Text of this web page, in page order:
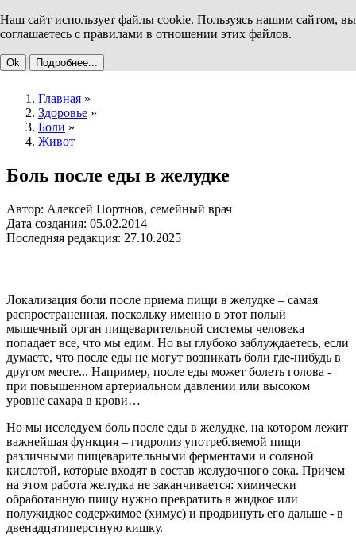
Наш сайт использует файлы cookie. Пользуясь нашим сайтом, вы
соглашаетесь с правилами в отношении этих файлов.
Ok Подробнее...
Главная »
Здоровье »
Боли »
Живот
Боль после еды в желудке
Автор: Алексей Портнов, семейный врач
Дата создания: 05.02.2014
Последняя редакция: 27.10.2025
Локализация боли после приема пищи в желудке – самая
распространенная, поскольку именно в этот полый
мышечный орган пищеварительной системы человека
попадает все, что мы едим. Но вы глубоко заблуждаетесь, если
думаете, что после еды не могут возникать боли где-нибудь в
другом месте... Например, после еды может болеть голова -
при повышенном артериальном давлении или высоком
уровне сахара в крови…
Но мы исследуем боль после еды в желудке, на котором лежит
важнейшая функция – гидролиз употребляемой пищи
различными пищеварительными ферментами и соляной
кислотой, которые входят в состав желудочного сока. Причем
на этом работа желудка не заканчивается: химически
обработанную пищу нужно превратить в жидкое или
полужидкое содержимое (химус) и продвинуть его дальше - в
двенадцатиперстную кишку.